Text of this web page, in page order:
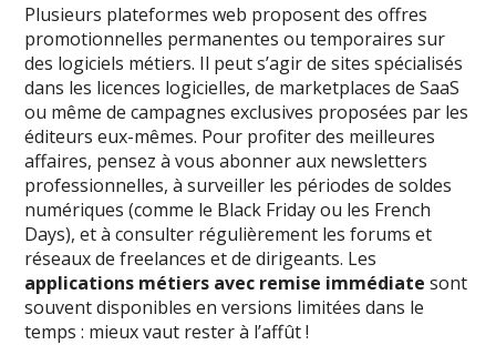
Plusieurs plateformes web proposent des offres
promotionnelles permanentes ou temporaires sur
des logiciels métiers. Il peut s’agir de sites spécialisés
dans les licences logicielles, de marketplaces de SaaS
ou même de campagnes exclusives proposées par les
éditeurs eux-mêmes. Pour profiter des meilleures
affaires, pensez à vous abonner aux newsletters
professionnelles, à surveiller les périodes de soldes
numériques (comme le Black Friday ou les French
Days), et à consulter régulièrement les forums et
réseaux de freelances et de dirigeants. Les
applications métiers avec remise immédiate sont
souvent disponibles en versions limitées dans le
temps : mieux vaut rester à l’affût !